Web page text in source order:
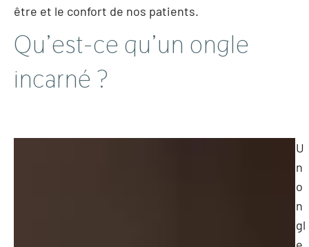
être et le confort de nos patients.
Qu’est-ce qu’un ongle
incarné ?
U
n
o
n
gl